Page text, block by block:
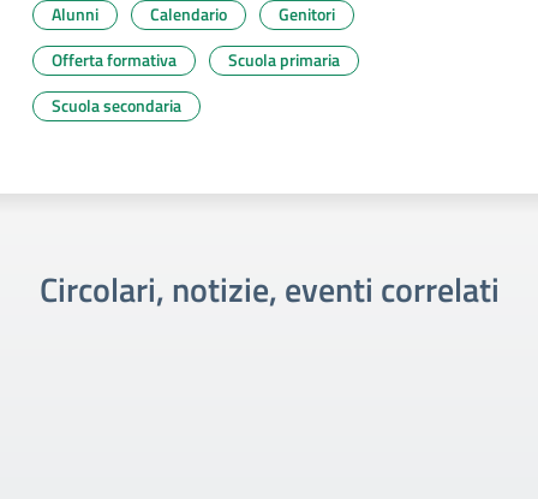
Alunni Calendario
Genitori
Offerta formativa
Scuola primaria
Scuola secondaria
Circolari, notizie, eventi correlati